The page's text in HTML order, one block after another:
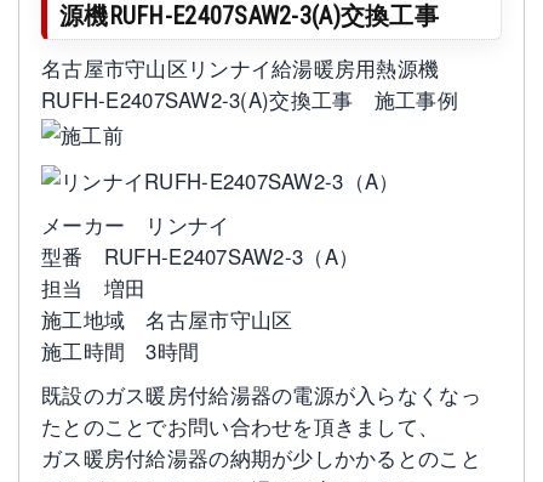
源機RUFH-E2407SAW2-3(A)交換工事
名古屋市守山区リンナイ給湯暖房用熱源機
RUFH-E2407SAW2-3(A)交換工事 施工事例
メーカー リンナイ
型番 RUFH-E2407SAW2-3（A）
担当 増田
施工地域 名古屋市守山区
施工時間 3時間
既設のガス暖房付給湯器の電源が入らなくなっ
たとのことでお問い合わせを頂きまして、
ガス暖房付給湯器の納期が少しかかるとのこと